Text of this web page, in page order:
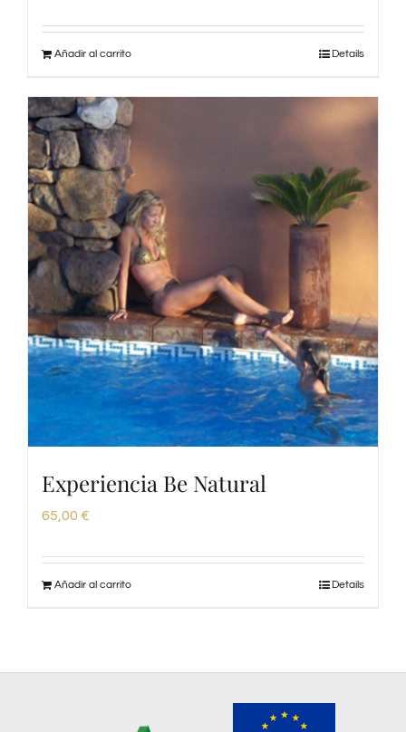
Añadir al carrito Details
Experiencia Be Natural
65,00 €
Añadir al carrito Details